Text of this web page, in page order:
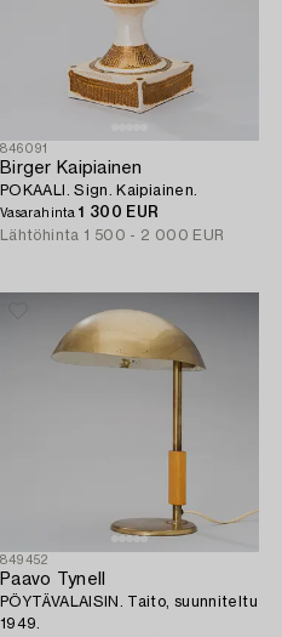
846091
Birger Kaipiainen
POKAALI. Sign. Kaipiainen.
Vasarahinta1 300 EUR
Lähtöhinta 1 500 - 2 000 EUR
849452
Paavo Tynell
PÖYTÄVALAISIN. Taito, suunniteltu
1949.